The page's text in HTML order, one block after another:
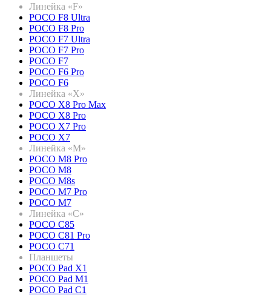
Линейка «F»
POCO F8 Ultra
POCO F8 Pro
POCO F7 Ultra
POCO F7 Pro
POCO F7
POCO F6 Pro
POCO F6
Линейка «X»
POCO X8 Pro Max
POCO X8 Pro
POCO X7 Pro
POCO X7
Линейка «M»
POCO M8 Pro
POCO M8
POCO M8s
POCO M7 Pro
POCO M7
Линейка «C»
POCO C85
POCO C81 Pro
POCO C71
Планшеты
POCO Pad X1
POCO Pad M1
POCO Pad C1